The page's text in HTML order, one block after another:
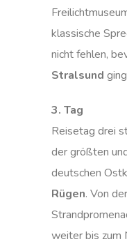
klassische
nicht fehlen,
Stralsund
3. Tag
Reisetag drei
der größten
deutschen
Rügen. Von
weiter bis zum